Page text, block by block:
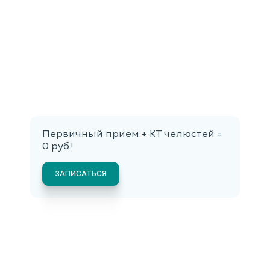
Первичный прием + КТ челюстей =
0 руб.!
ЗАПИСАТЬСЯ